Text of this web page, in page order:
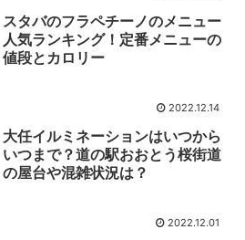
スタバのフラペチーノのメニュー
人気ランキング！定番メニューの
値段とカロリー
2022.12.14
大任イルミネーションはいつから
いつまで？道の駅おおとう桜街道
の屋台や混雑状況は？
2022.12.01